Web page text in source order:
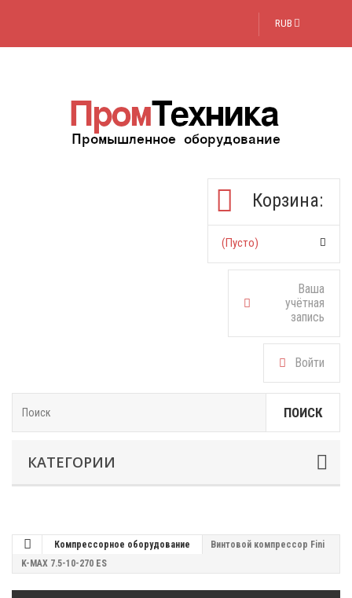
RUB
Корзина:
(пусто)
Ваша
учётная
запись
Войти
ПОИСК
КАТЕГОРИИ
Компрессорное оборудование
Винтовой компрессор Fini
K-MAX 7.5-10-270 ES